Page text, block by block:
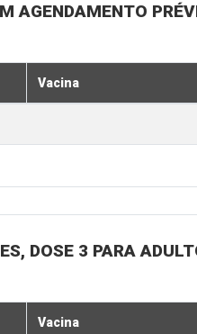
AGENDAMENTO
Vacina
DOSE 3 PARA
Vacina